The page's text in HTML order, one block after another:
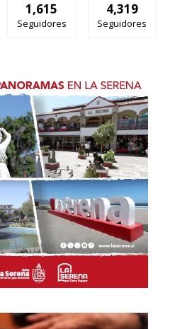
1,615
Seguidores
4,319
Seguidores